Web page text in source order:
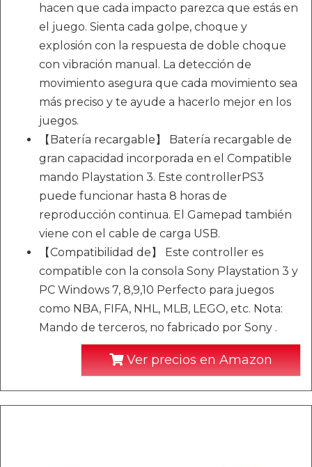
hacen que cada impacto parezca que estás en
el juego. Sienta cada golpe, choque y
explosión con la respuesta de doble choque
con vibración manual. La detección de
movimiento asegura que cada movimiento sea
más preciso y te ayude a hacerlo mejor en los
juegos.
【Batería recargable】 Batería recargable de
gran capacidad incorporada en el Compatible
mando Playstation 3. Este controllerPS3
puede funcionar hasta 8 horas de
reproducción continua. El Gamepad también
viene con el cable de carga USB.
【Compatibilidad de】 Este controller es
compatible con la consola Sony Playstation 3 y
PC Windows 7, 8,9,10 Perfecto para juegos
como NBA, FIFA, NHL, MLB, LEGO, etc. Nota:
Mando de terceros, no fabricado por Sony .
Ver precios en Amazon